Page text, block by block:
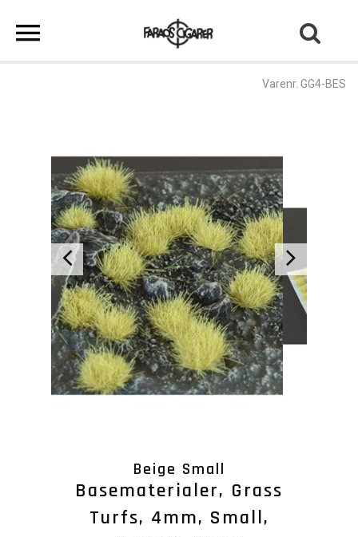
Varenr. GG4-BES
Beige Small
Basematerialer, Grass
Turfs, 4mm, Small,